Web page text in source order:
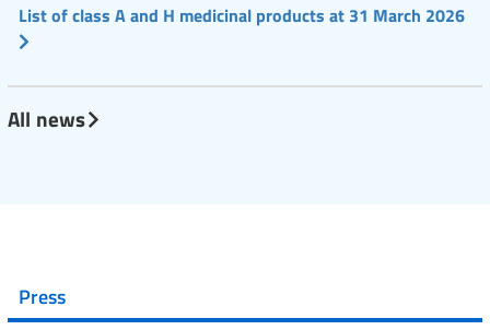
List of class A and H medicinal products at 31 March 2026
All news
Press